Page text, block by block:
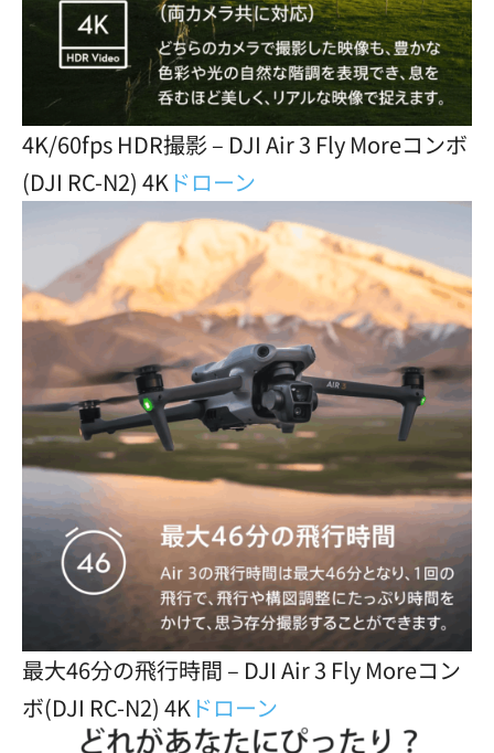
4K/60fps HDR撮影 – DJI Air 3 Fly Moreコンボ
(DJI RC-N2) 4K ドローン
最大46分の飛行時間 – DJI Air 3 Fly Moreコン
ボ(DJI RC-N2) 4K ドローン